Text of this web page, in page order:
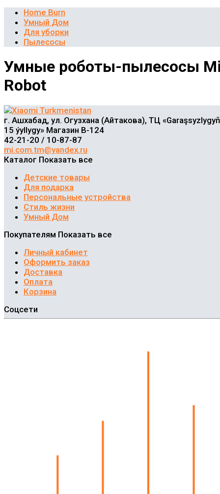
Home Burn
Умный Дом
Для уборки
Пылесосы
Умные роботы-пылесосы
Robot
г. Ашхабад, ул. Огузхана (Айтакова), ТЦ «Garaşsyzlygyň
15 ýyllygy» Магазин В-124
42-21-20 / 10-87-87
mi.com.tm@yandex.ru
Каталог Показать все
Детские товары
Для подарка
Персональные устройства
Стиль жизни
Умный Дом
Покупателям Показать все
Личный кабинет
Оформить заказ
Доставка
Оплата
Корзина
Соцсети